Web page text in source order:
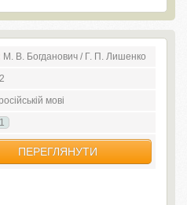
М. В. Богданович / Г. П. Лишенко
мові
1
ПЕРЕГЛЯНУТИ